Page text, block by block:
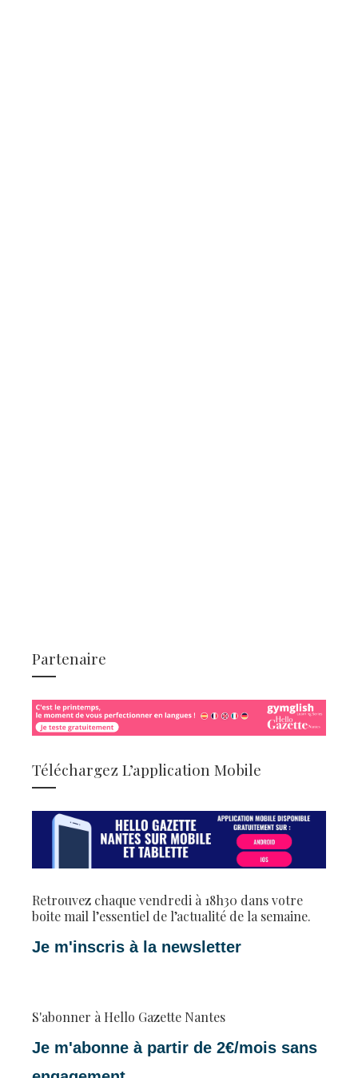
Partenaire
Téléchargez L’application Mobile
Retrouvez chaque vendredi à 18h30 dans votre
boite mail l’essentiel de l’actualité de la semaine.
Je m'inscris à la newsletter
S'abonner à Hello Gazette Nantes
Je m'abonne à partir de 2€/mois sans